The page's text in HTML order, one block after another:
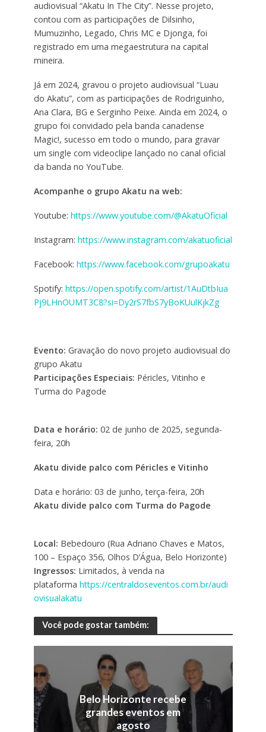
audiovisual “Akatu In The City”. Nesse projeto,
contou com as participações de Dilsinho,
Mumuzinho, Legado, Chris MC e Djonga, foi
registrado em uma megaestrutura na capital
mineira.
Já em 2024, gravou o projeto audiovisual “Luau
do Akatu”, com as participações de Rodriguinho,
Ana Clara, BG e Serginho Peixe. Ainda em 2024, o
grupo foi convidado pela banda canadense
Magic!, sucesso em todo o mundo, para gravar
um single com videoclipe lançado no canal oficial
da banda no YouTube.
Acompanhe o grupo Akatu na web:
Youtube: https://www.youtube.com/@AkatuOficial
Instagram: https://www.instagram.com/akatuoficial
Facebook: https://www.facebook.com/grupoakatu
Spotify: https://open.spotify.com/artist/1AuDtbIua
Pj9LHnOUMT3C8?si=Dy2rS7fbS7yBoKUulKjkZg
Evento: Gravação do novo projeto audiovisual do
grupo Akatu
Participações Especiais: Péricles, Vitinho e
Turma do Pagode
Data e horário: 02 de junho de 2025, segunda-
feira, 20h
Akatu divide palco com Péricles e Vitinho
Data e horário: 03 de junho, terça-feira, 20h
Akatu divide palco com Turma do Pagode
Local: Bebedouro (Rua Adriano Chaves e Matos,
100 – Espaço 356, Olhos D’Água, Belo Horizonte)
Ingressos: Limitados, à venda na
plataforma https://centraldoseventos.com.br/audi
ovisualakatu
Você pode gostar também:
Belo Horizonte recebe
grandes eventos em
agosto